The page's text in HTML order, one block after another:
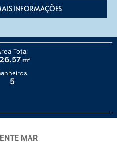
INFORMAÇÕES
Total
m²
5
MAR